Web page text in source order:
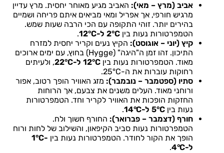
אביב (מרץ – מאי): האביב מגיע מאוחר יחסית. מרץ עדיין
מרגיש חורפי, אך אפריל ומאי מביאים איתם פריחה ושמיים
בהירים יותר. זוהי התקופה עם הכי הרבה שעות שמש.
הטמפרטורות נעות בין2°C ל-12°C
.
קיץ (יוני – אוגוסט): הקיץ נעים וקריר יחסית למזרח
התיכון. זהו זמן ה"היגה" (Hygge) בחוץ, עם ימים ארוכים
מאוד. הטמפרטורות נעות בין12°C ל-22°C
, ולעיתים
רחוקות עוברות את ה-25°C.
סתיו (ספטמבר – נובמבר): מזג האוויר הופך רטוב, אפור
ורוחני מאוד. העלים משנים את צבעם, אך הרוחות
החזקות הופכות את האוויר לקריר וחד. הטמפרטורות
נעות בין5°C ל-14°C
.
חורף (דצמבר – פברואר): החורף חשוך ולח.
הטמפרטורות נעות סביב הקיפאון, והשילוב של לחות ורוח
הופך את הקור לחודר. הטמפרטורות נעות בין
-1°C
ל-4°C
.